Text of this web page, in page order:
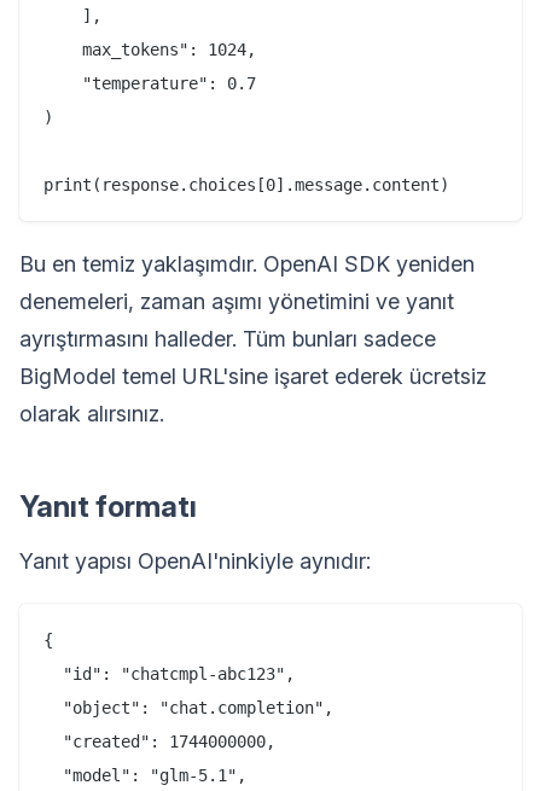
    ],
    max_tokens": 1024,
    "temperature": 0.7
)
Bu en temiz yaklaşımdır. OpenAI SDK yeniden
denemeleri, zaman aşımı yönetimini ve yanıt
ayrıştırmasını halleder. Tüm bunları sadece
BigModel temel URL'sine işaret ederek ücretsiz
olarak alırsınız.
Yanıt formatı
Yanıt yapısı OpenAI'ninkiyle aynıdır:
{
  "id": "chatcmpl-abc123",
  "object": "chat.completion",
  "created": 1744000000,
  "model": "glm-5.1",